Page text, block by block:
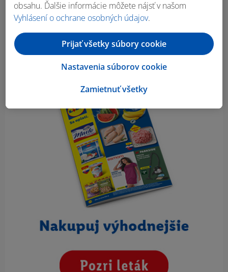
Obsah bočného panela
obsahu. Ďalšie informácie môžete nájsť v našom
Vyhlásení o ochrane osobných údajov.
Zamietnuť všetky
Nastavenia súborov cookie
Prijať všetky súbory cookie